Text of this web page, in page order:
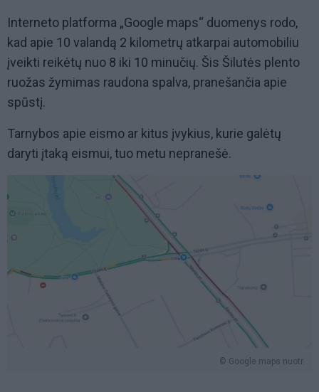
Interneto platforma „Google maps“ duomenys rodo,
kad apie 10 valandą 2 kilometrų atkarpai automobiliu
įveikti reikėtų nuo 8 iki 10 minučių. Šis Šilutės plento
ruožas žymimas raudona spalva, pranešančia apie
spūstį.
Tarnybos apie eismo ar kitus įvykius, kurie galėtų
daryti įtaką eismui, tuo metu nepranešė.
© Google maps nuotr.